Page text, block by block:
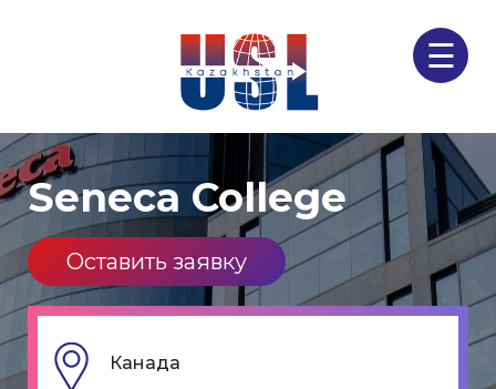
☰
Seneca College
Оставить заявку
Канада